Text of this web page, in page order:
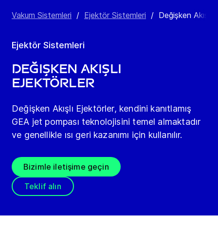
Vakum Sistemleri / Ejektör Sistemleri / Değişken Akışlı
Ejektör Sistemleri
Değişken Akışlı
Ejektörler
Değişken Akışlı Ejektörler, kendini kanıtlamış
GEA jet pompası teknolojisini temel almaktadır
ve genellikle ısı geri kazanımı için kullanılır.
Bizimle iletişime geçin
Teklif alın